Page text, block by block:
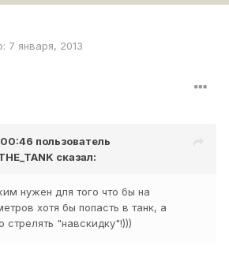
7 января, 2013
пользователь
сказал:
нужен для того что бы на
хотя бы попасть в танк, а
стрелять "навскидку"!)))